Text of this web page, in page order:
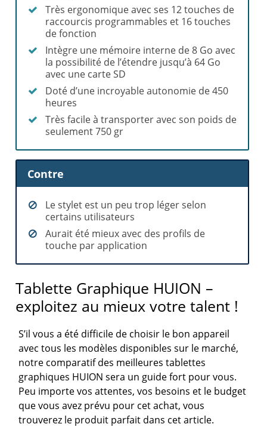
Très ergonomique avec ses 12 touches de
raccourcis programmables et 16 touches
de fonction
Intègre une mémoire interne de 8 Go avec
la possibilité de l’étendre jusqu’à 64 Go
avec une carte SD
Doté d’une incroyable autonomie de 450
heures
Très facile à transporter avec son poids de
seulement 750 gr
Contre
Le stylet est un peu trop léger selon
certains utilisateurs
Aurait été mieux avec des profils de
touche par application
Tablette Graphique HUION –
exploitez au mieux votre talent !
S’il vous a été difficile de choisir le bon appareil
avec tous les modèles disponibles sur le marché,
notre comparatif des meilleures tablettes
graphiques HUION sera un guide fort pour vous.
Peu importe vos attentes, vos besoins et le budget
que vous avez prévu pour cet achat, vous
trouverez le produit parfait dans cet article.